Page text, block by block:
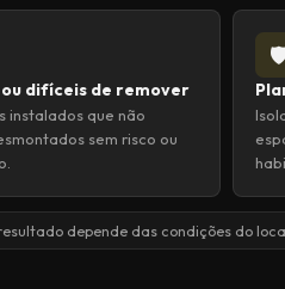
ou difíceis de remover
instalados que não
sem risco ou
depende das condições do